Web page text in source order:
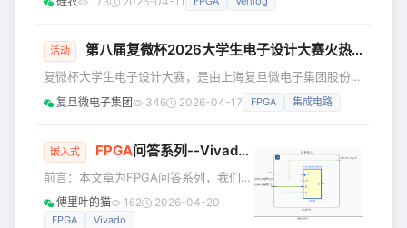
到的图像就是灰度图像了。我在这里选
verilog或者VHDL，有C语言基础的，建议选择VHDL。因为
间去区分这两种语言，而不是在学习如何使用它。当然，你思
维能转得过来，也可以选verilog，毕竟在国内verilog用得比
较多。
活动 第八届复微杯2026大学生电子设计大赛火热报名中
复微杯大学生电子设计大赛，是由上海复旦微电子集团股份有
限公司打造的高校品牌赛事，自2019年启动以来，已成功举
办七届。第八届复微杯全面升级产学研协同机制，特邀示范性
海复旦微电子集团股份有限公司 承办单位：复旦大学微电子
学院 协办单位：（排名不分先后） 浙江大学集成电路学院 上
海交通大学集成电路学院 东南大学集成电路学院 电子科技大
学
复旦微电子集团 346 2026-04-17 FPGA 集成电路
嵌入式 FPGA问答系列--Vivado Schematic中的实线和虚线有什么区别？
前言：本文章为FPGA问答系列，我们会
定期整理FPGA交流群（包括其他FPGA
博主的群）里面有价值的问题，并汇总
傅里叶的猫 162 2026-04-20
FPGA Vivado